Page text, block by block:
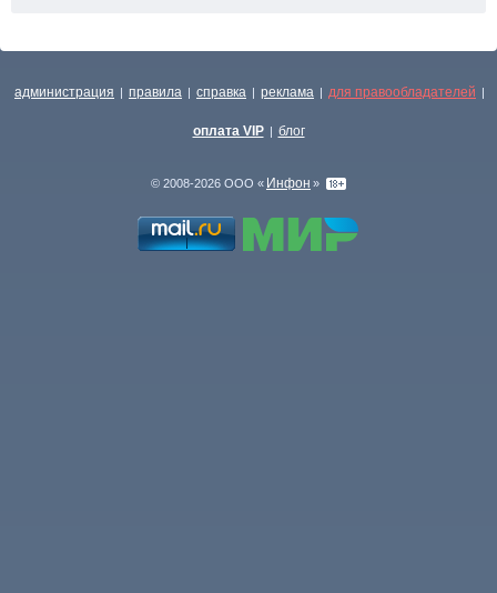
администрация | правила | справка | реклама | для правообладателей |
оплата VIP | блог
© 2008-2026 ООО « Инфон »